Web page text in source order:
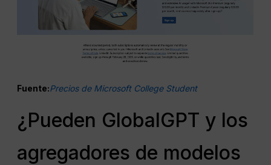
Fuente:Precios de Microsoft College Student
¿Pueden GlobalGPT y los
agregadores de modelos